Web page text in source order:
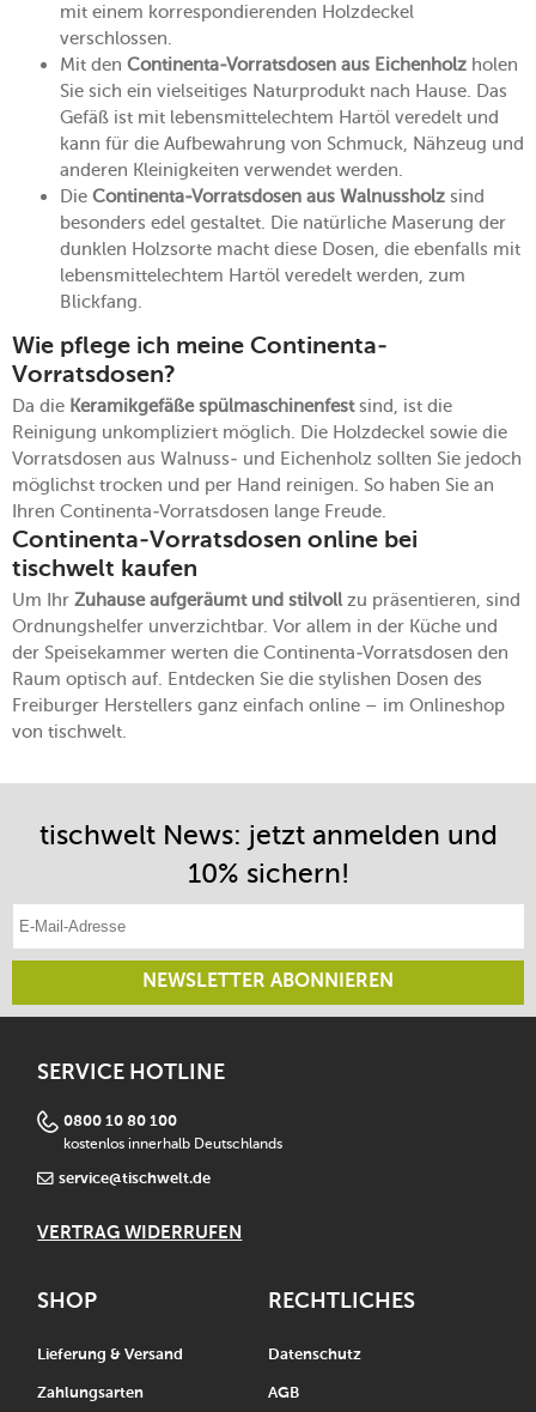
mit einem korrespondierenden Holzdeckel
verschlossen.
Mit den Continenta-Vorratsdosen aus Eichenholz holen
Sie sich ein vielseitiges Naturprodukt nach Hause. Das
Gefäß ist mit lebensmittelechtem Hartöl veredelt und
kann für die Aufbewahrung von Schmuck, Nähzeug und
anderen Kleinigkeiten verwendet werden.
Die Continenta-Vorratsdosen aus Walnussholz sind
besonders edel gestaltet. Die natürliche Maserung der
dunklen Holzsorte macht diese Dosen, die ebenfalls mit
lebensmittelechtem Hartöl veredelt werden, zum
Blickfang.
Wie pflege ich meine Continenta-
Vorratsdosen?
Da die Keramikgefäße spülmaschinenfestsind, ist die
Reinigung unkompliziert möglich. Die Holzdeckel sowie die
Vorratsdosen aus Walnuss- und Eichenholz sollten Sie jedoch
möglichst trocken und per Hand reinigen. So haben Sie an
Ihren Continenta-Vorratsdosen lange Freude.
Continenta-Vorratsdosen online bei
tischwelt kaufen
Um Ihr Zuhause aufgeräumt und stilvollzu präsentieren, sind
Ordnungshelfer unverzichtbar. Vor allem in der Küche und
der Speisekammer werten die Continenta-Vorratsdosen den
Raum optisch auf. Entdecken Sie die stylishen Dosen des
Freiburger Herstellers ganz einfach online – im Onlineshop
von tischwelt.
tischwelt News: jetzt anmelden und
10% sichern!
E-Mail-Adresse eintragen
NEWSLETTER ABONNIEREN
SERVICE HOTLINE
0800 10 80 100
kostenlos innerhalb Deutschlands
service@tischwelt.de
VERTRAG WIDERRUFEN
SHOP
Lieferung & Versand
Zahlungsarten
RECHTLICHES
Datenschutz
AGB